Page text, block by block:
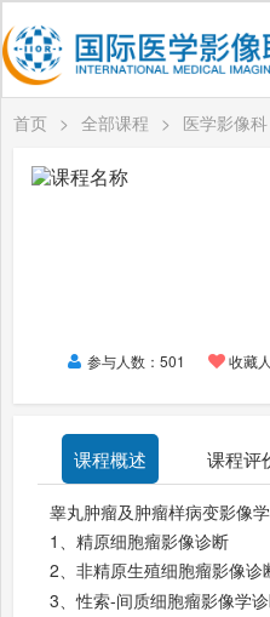
首页 > 全部课程 > 医学影像科
参与人数：501 收藏
课程概述 课程评
睾丸肿瘤及肿瘤样病变影像学
1、 精原细胞瘤影像诊断
2、 非精原生殖细胞瘤影像诊
3、性索-间质细胞瘤影像学